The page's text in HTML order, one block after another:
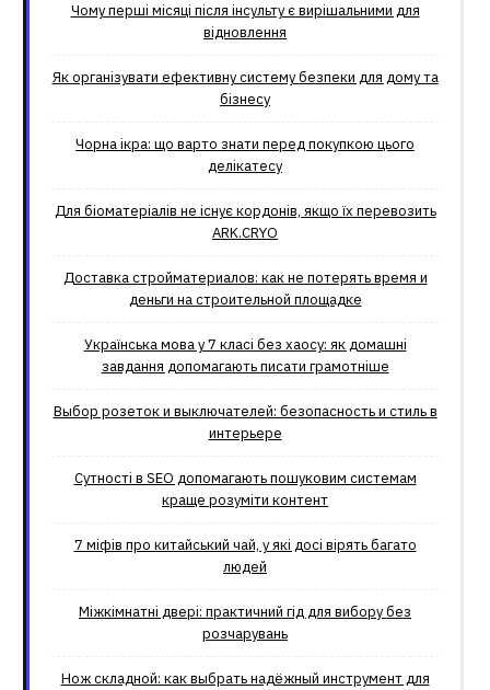
Чому перші місяці після інсульту є вирішальними для
відновлення
Як організувати ефективну систему безпеки для дому та
бізнесу
Чорна ікра: що варто знати перед покупкою цього
делікатесу
Для біоматеріалів не існує кордонів, якщо їх перевозить
ARK.CRYO
Доставка стройматериалов: как не потерять время и
деньги на строительной площадке
Українська мова у 7 класі без хаосу: як домашні
завдання допомагають писати грамотніше
Выбор розеток и выключателей: безопасность и стиль в
интерьере
Сутності в SEO допомагають пошуковим системам
краще розуміти контент
7 міфів про китайський чай, у які досі вірять багато
людей
Міжкімнатні двері: практичний гід для вибору без
розчарувань
Нож складной: как выбрать надёжный инструмент для